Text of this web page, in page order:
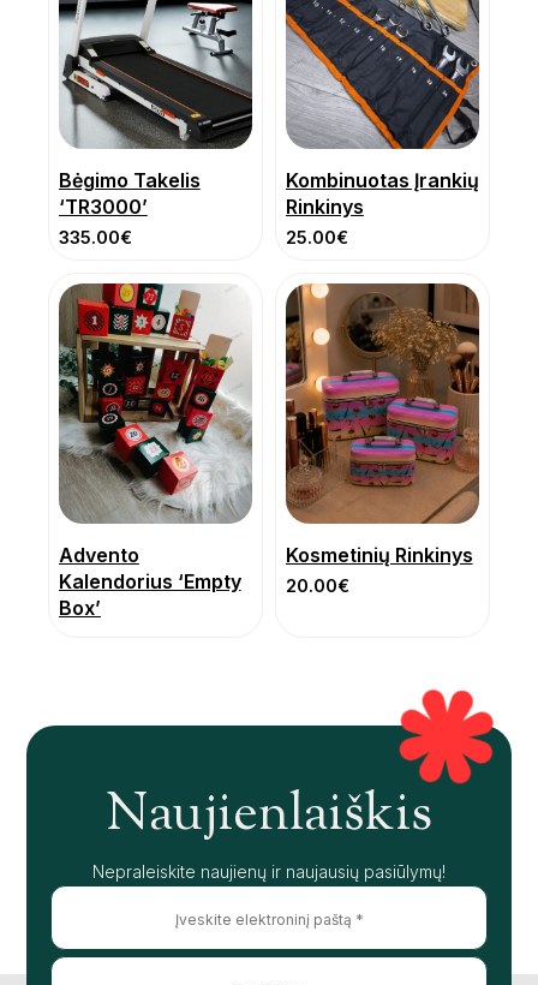
Bėgimo Takelis
‘TR3000’
335.00€
Kombinuotas Įrankių
Rinkinys
25.00€
Advento
Kalendorius ‘Empty
Box’
Kosmetinių Rinkinys
20.00€
Naujienlaiškis
Nepraleiskite naujienų ir naujausių pasiūlymų!